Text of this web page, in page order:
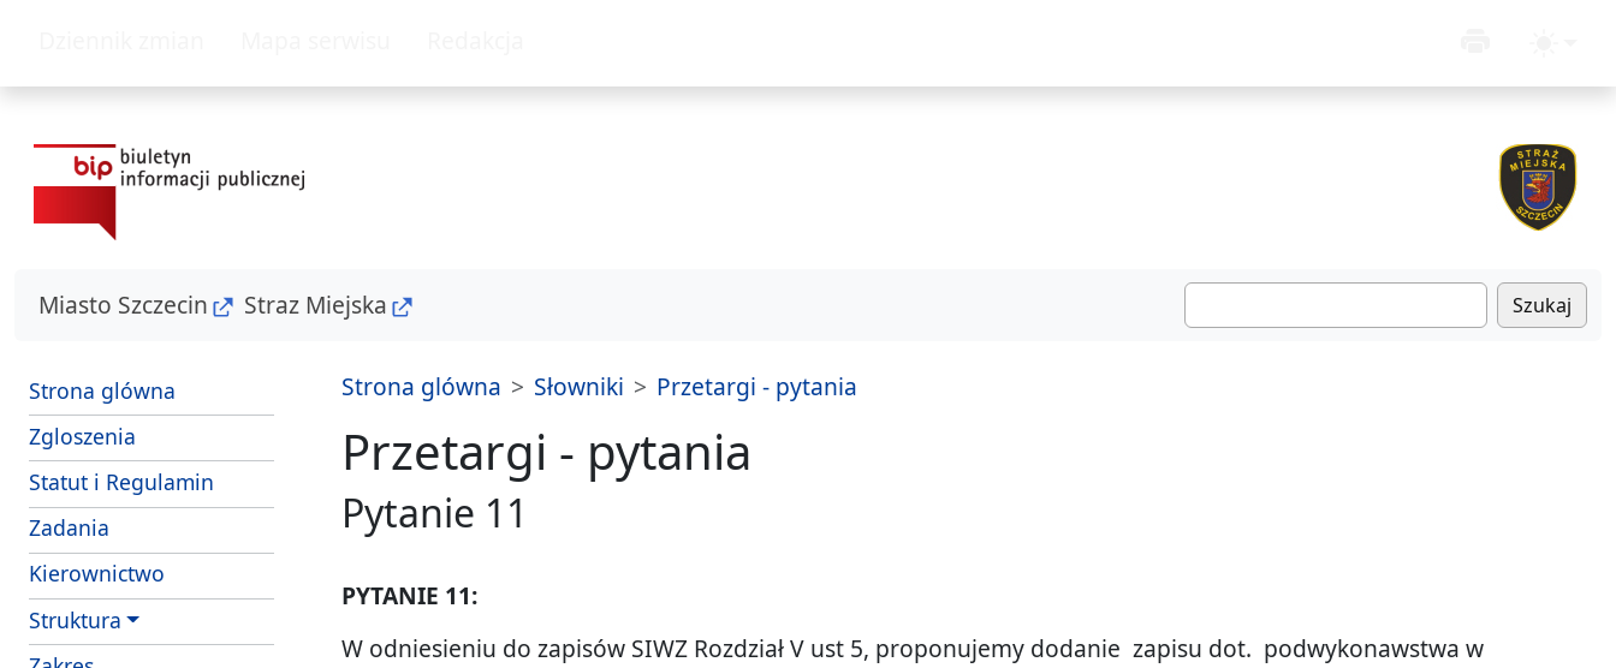
Miasto Szczecin Straz Miejska Szukaj
Strona glówna
Zgloszenia - sposoby przyjmowania i zalatwiania spraw
Statut i Regulamin
Zadania i srodki dzialania Strazy Miejskiej Szczecin
Kierownictwo
Struktura
Strona glówna Słowniki Przetargi - pytania
Przetargi - pytania
Pytanie 11
PYTANIE 11:
W odniesieniu do zapisów SIWZ Rozdział V ust 5, proponujemy dodanie zapisu dot. podwykonawstwa w